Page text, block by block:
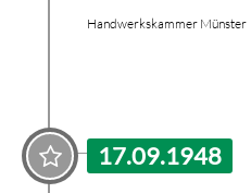
Handwerkskammer Münster
17.09.1948